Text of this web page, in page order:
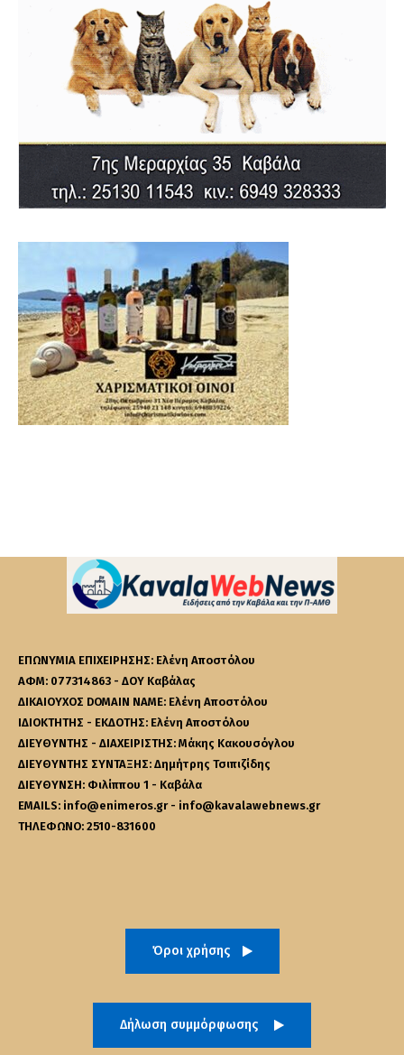
ΕΠΩΝΥΜΙΑ ΕΠΙΧΕΙΡΗΣΗΣ: Ελένη Αποστόλου
ΑΦΜ: 077314863 - ΔΟΥ Καβάλας
ΔΙΚΑΙΟΥΧΟΣ DOMAIN NAME: Ελένη Αποστόλου
ΙΔΙΟΚΤΗΤΗΣ - ΕΚΔΟΤΗΣ: Ελένη Αποστόλου
ΔΙΕΥΘΥΝΤΗΣ - ΔΙΑΧΕΙΡΙΣΤΗΣ: Μάκης Κακουσόγλου
ΔΙΕΥΘΥΝΤΗΣ ΣΥΝΤΑΞΗΣ: Δημήτρης Τσιπιζίδης
ΔΙΕΥΘΥΝΣΗ: Φιλίππου 1 - Καβάλα
EMAILS: info@enimeros.gr - info@kavalawebnews.gr
ΤΗΛΕΦΩΝΟ: 2510-831600
Όροι χρήσης
Δήλωση συμμόρφωσης